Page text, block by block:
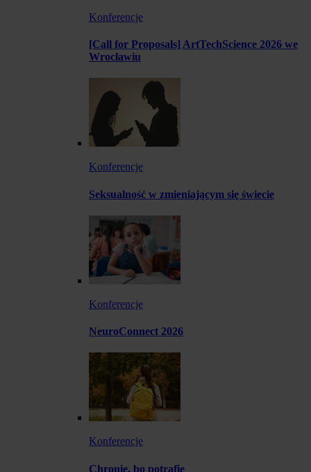
Konferencje
[Call for Proposals] ArtTechScience 2026 we
Wrocławiu
Konferencje
Seksualność w zmieniającym się świecie
Konferencje
NeuroConnect 2026
Konferencje
Chronię, bo potrafię